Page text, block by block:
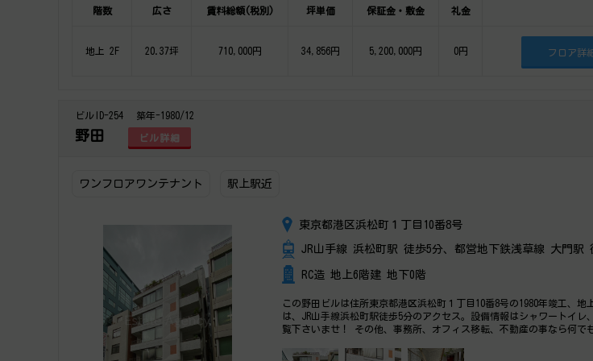
階数 広さ 賃料総額(税別) 坪単価 保証金・敷金 礼金
地上 2F 20.37坪 710,000円 34,856円 5,200,000円 0円 フロア詳
ビルID-254 築年-1980/12
野田 ビル詳細
ワンフロアワンテナント 駅上駅近
東京都港区浜松町１丁目10番8号
JR山手線 浜松町駅 徒歩5分、都営地下鉄浅草線 大門駅
RC造 地上6階建 地下0階
この野田ビルは住所東京都港区浜松町１丁目10番8号の1980年竣工、
は、JR山手線浜松町駅徒歩5分のアクセス。設備情報はシャワートイレ
覧下さいませ！ その他、事務所、オフィス移転、不動産の事なら何で